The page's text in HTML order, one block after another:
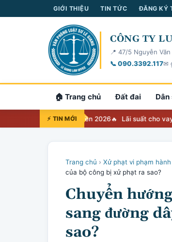
GIỚI THIỆU TIN TỨC ĐĂNG KÝ
CÔNG TY
📍 47/5 Nguyễn
📞 090.3392.117✉
🏠 Trang chủ Đất đai
⚡ TIN MỚI
cứu thẩm quyền 2026 Lãi suất cho vay vượt
Trang chủ › Xử phạt vi phạm
của bộ công bị xử phạt ra sao?
Chuyển
sang đường
sao?